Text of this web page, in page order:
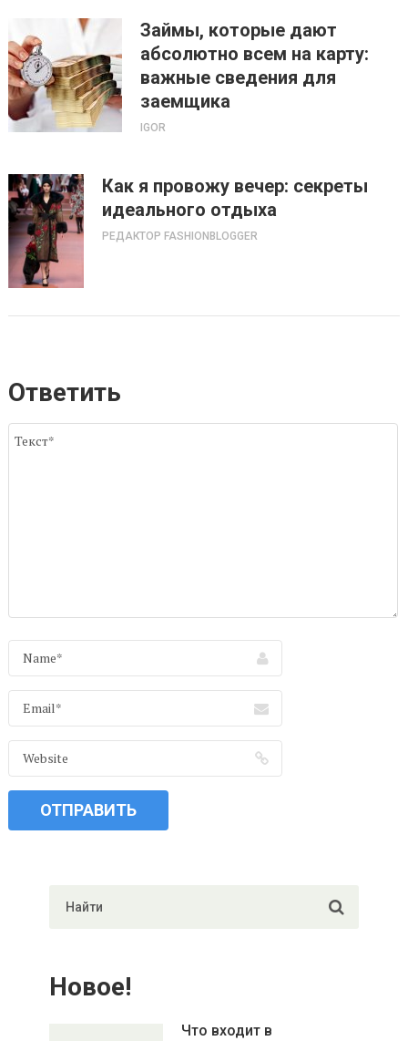
Займы, которые дают
абсолютно всем на карту:
важные сведения для
заемщика
IGOR
Как я провожу вечер: секреты
идеального отдыха
РЕДАКТОР FASHIONBLOGGER
Ответить
Новое!
Что входит в